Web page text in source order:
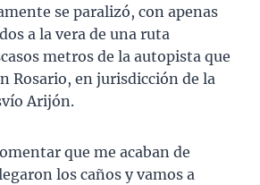
se paralizó, con apenas
a la vera de una ruta
metros de la autopista que
Rosario, en jurisdicción de la
Arijón.
que me acaban de
los caños y vamos a